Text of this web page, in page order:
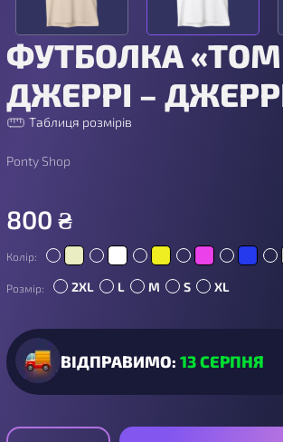
ФУТБОЛКА
ДЖЕРРІ –
Таблиця розмірів
Ponty Shop
800 ₴
Колір:
Розмір: 2XL L M S XL
ВІДПРАВИМО: 13 СЕРПНЯ